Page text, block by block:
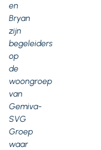
en
Bryan
zijn
begeleiders
op
de
woongroep
van
Gemiva-
SVG
Groep
waar